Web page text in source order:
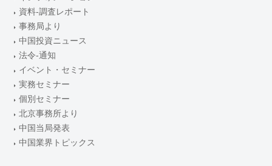
資料-調査レポート
事務局より
中国投資ニュース
法令-通知
イベント・セミナー
実務セミナー
個別セミナー
北京事務所より
中国当局発表
中国業界トピックス